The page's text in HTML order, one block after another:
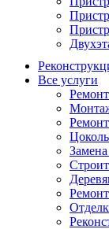
Все услуги